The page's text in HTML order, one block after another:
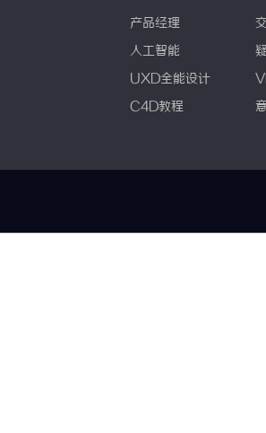
产品经理
人工智能
UXD全能设计
C4D教程